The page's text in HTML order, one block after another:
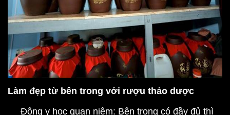
Làm đẹp từ bên trong với rượu thảo dược
Đông y học quan niệm: Bên trong có đầy đủ thì